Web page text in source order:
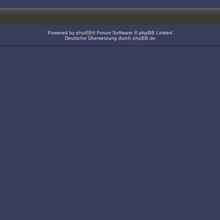
Powered by phpBB® Forum Software © phpBB Limited
Deutsche Übersetzung durch phpBB.de